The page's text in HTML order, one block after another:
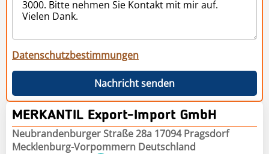
Datenschutzbestimmungen
Nachricht senden
MERKANTIL Export-Import GmbH
Neubrandenburger Straße 28a 17094 Pragsdorf
Mecklenburg-Vorpommern Deutschland